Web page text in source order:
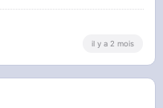
il y a 2 mois